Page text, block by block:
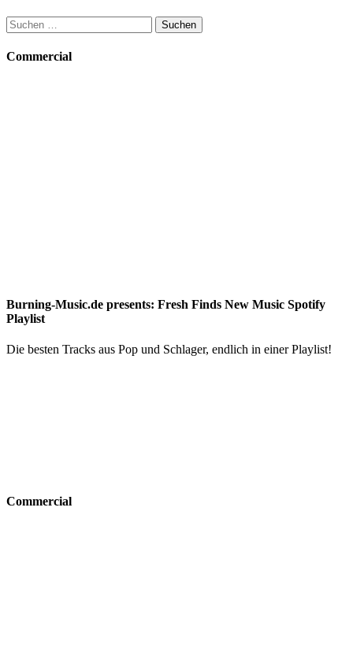
Suchen
nach:
Commercial
Burning-Music.de presents: Fresh Finds New Music Spotify
Playlist
Die besten Tracks aus Pop und Schlager, endlich in einer Playlist!
Commercial